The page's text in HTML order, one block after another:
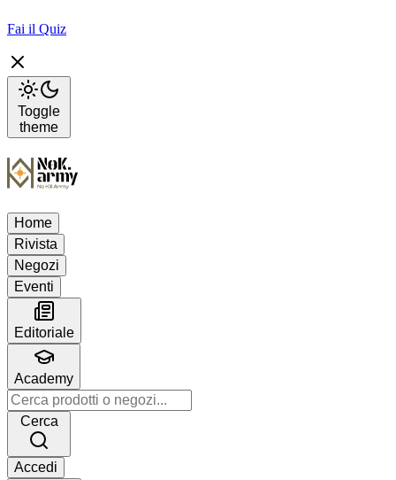
Fai il Quiz
Toggle
theme
Home
Rivista
Negozi
Eventi
Editoriale
Academy
Accedi